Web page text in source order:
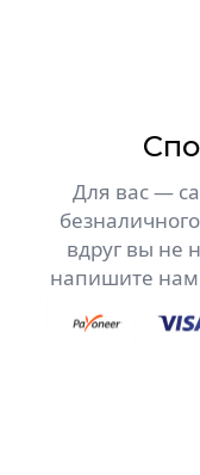
Для вас —
вдруг вы не
напишите нам